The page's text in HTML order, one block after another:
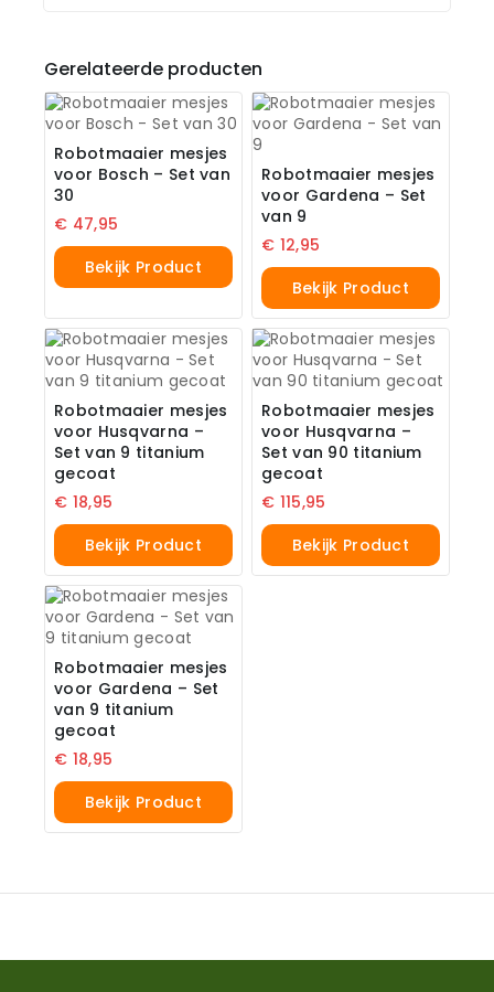
Gerelateerde producten
Robotmaaier mesjes
voor Bosch – Set van
30
€ 47,95
Bekijk Product
Robotmaaier mesjes
voor Gardena – Set
van 9
€ 12,95
Bekijk Product
Robotmaaier mesjes
voor Husqvarna –
Set van 9 titanium
gecoat
€ 18,95
Bekijk Product
Robotmaaier mesjes
voor Husqvarna –
Set van 90 titanium
gecoat
€ 115,95
Bekijk Product
Robotmaaier mesjes
voor Gardena – Set
van 9 titanium
gecoat
€ 18,95
Bekijk Product